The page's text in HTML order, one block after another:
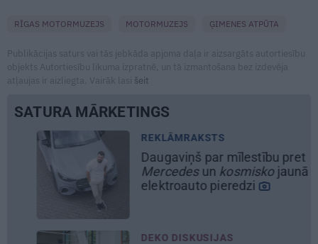
RĪGAS MOTORMUZEJS MOTORMUZEJS ĢIMENES ATPŪTA
Publikācijas saturs vai tās jebkāda apjoma daļa ir aizsargāts autortiesību
objekts Autortiesību likuma izpratnē, un tā izmantošana bez izdevēja
atļaujas ir aizliegta. Vairāk lasi šeit
SATURA MĀRKETINGS
REKLĀMRAKSTS
Daugaviņš par mīlestību pret
Mercedes
kosmisko jaunā
elektroauto pieredzi
DEKO DISKUSIJAS